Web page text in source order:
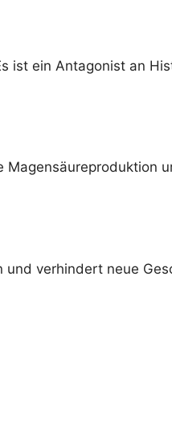
ist ein Antagonist an
verhindert neue